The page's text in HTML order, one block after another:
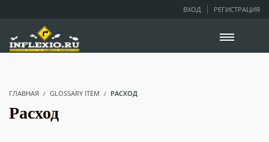
ВХОД РЕГИСТРАЦИЯ
ГЛАВНАЯ GLOSSARY ITEM РАСХОД
Расход